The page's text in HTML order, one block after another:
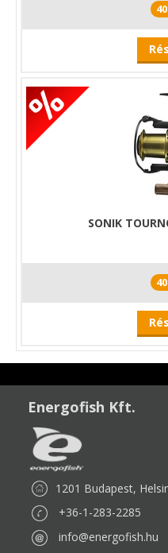
SONIK
Energofish Kft.
1201 Budapest,
+36-1-283-2285
info@energofish.hu